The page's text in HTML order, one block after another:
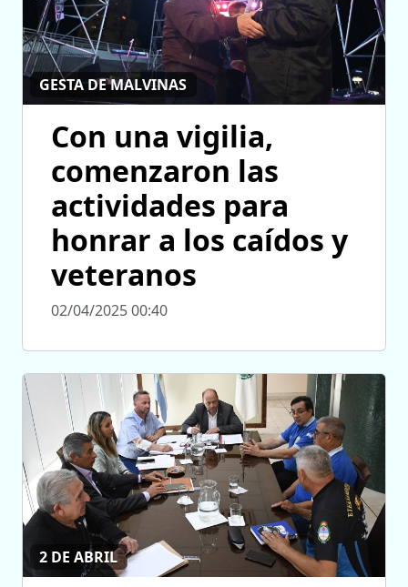
GESTA DE MALVINAS
Con una vigilia,
comenzaron las
actividades para
honrar a los caídos y
veteranos
02/04/2025 00:40
2 DE ABRIL